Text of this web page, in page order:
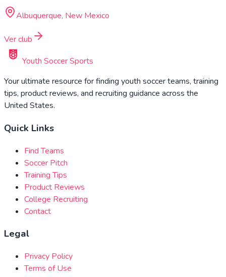
Albuquerque, New Mexico
Ver club
Youth Soccer Sports
Your ultimate resource for finding youth soccer teams, training
tips, product reviews, and recruiting guidance across the
United States.
Quick Links
Find Teams
Soccer Pitch
Training Tips
Product Reviews
College Recruiting
Contact
Legal
Privacy Policy
Terms of Use